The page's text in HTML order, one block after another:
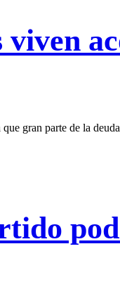
gran parte de la